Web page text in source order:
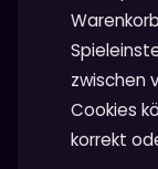
zwischen
Cookies
korrekt